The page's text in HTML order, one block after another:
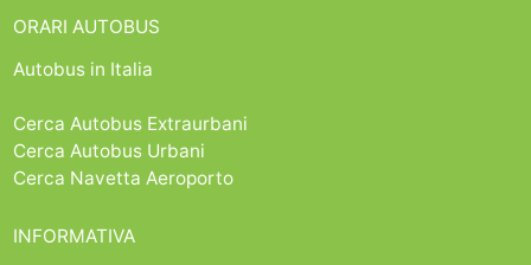
ORARI AUTOBUS
Autobus in Italia
Cerca Autobus Extraurbani
Cerca Autobus Urbani
Cerca Navetta Aeroporto
INFORMATIVA